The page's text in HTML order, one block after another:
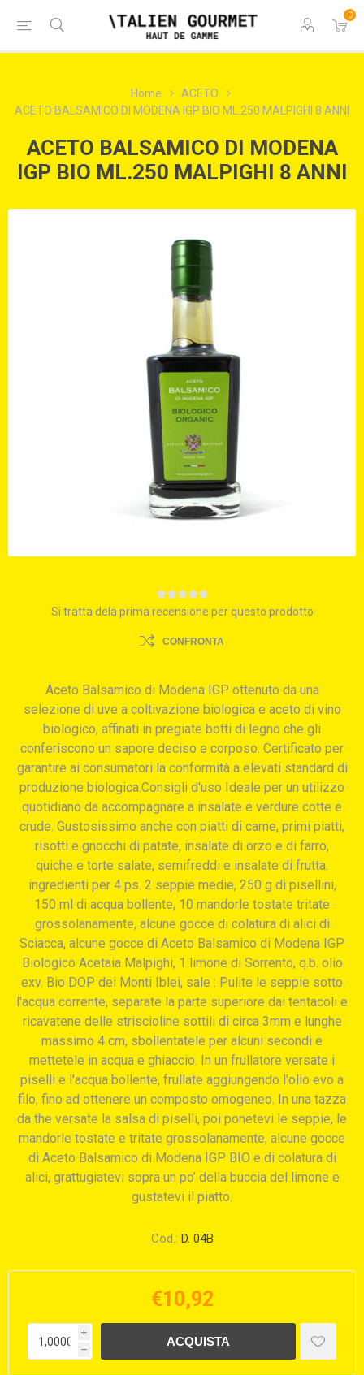
0
Home
ACETO
ACETO BALSAMICO DI MODENA IGP BIO ML.250 MALPIGHI 8 ANNI
ACETO BALSAMICO DI MODENA
IGP BIO ML.250 MALPIGHI 8 ANNI
Si tratta dela prima recensione per questo prodotto
CONFRONTA
Aceto Balsamico di Modena IGP ottenuto da una
selezione di uve a coltivazione biologica e aceto di vino
biologico, affinati in pregiate botti di legno che gli
conferiscono un sapore deciso e corposo. Certificato per
garantire ai consumatori la conformità a elevati standard di
produzione biologica.Consigli d'uso Ideale per un utilizzo
quotidiano da accompagnare a insalate e verdure cotte e
crude. Gustosissimo anche con piatti di carne, primi piatti,
risotti e gnocchi di patate, insalate di orzo e di farro,
quiche e torte salate, semifreddi e insalate di frutta.
ingredienti per 4 ps. 2 seppie medie, 250 g di pisellini,
150 ml di acqua bollente, 10 mandorle tostate tritate
grossolanamente, alcune gocce di colatura di alici di
Sciacca, alcune gocce di Aceto Balsamico di Modena IGP
Biologico Acetaia Malpighi, 1 limone di Sorrento, q.b. olio
exv. Bio DOP dei Monti Iblei, sale : Pulite le seppie sotto
l'acqua corrente, separate la parte superiore dai tentacoli e
ricavatene delle striscioline sottili di circa 3mm e lunghe
massimo 4 cm, sbollentatele per alcuni secondi e
mettetele in acqua e ghiaccio. In un frullatore versate i
piselli e l'acqua bollente, frullate aggiungendo l'olio evo a
filo, fino ad ottenere un composto omogeneo. In una tazza
da the versate la salsa di piselli, poi ponetevi le seppie, le
mandorle tostate e tritate grossolanamente, alcune gocce
di Aceto Balsamico di Modena IGP BIO e di colatura di
alici, grattugiatevi sopra un po’ della buccia del limone e
gustatevi il piatto.
Cod.: D. 04B
€10,92
i
h